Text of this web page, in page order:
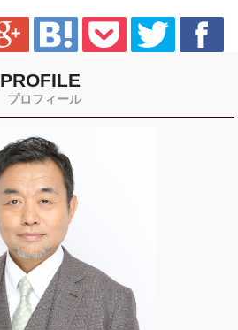
PROFILE
プロフィール